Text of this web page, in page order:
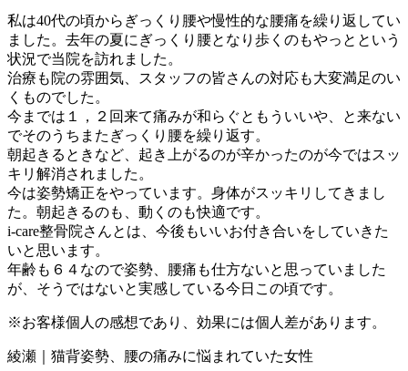
私は40代の頃からぎっくり腰や慢性的な腰痛を繰り返してい
ました。去年の夏にぎっくり腰となり歩くのもやっとという
状況で当院を訪れました。
治療も院の雰囲気、スタッフの皆さんの対応も大変満足のい
くものでした。
今までは１，２回来て痛みが和らぐともういいや、と来ない
でそのうちまたぎっくり腰を繰り返す。
朝起きるときなど、起き上がるのが辛かったのが今ではスッ
キリ解消されました。
今は姿勢矯正をやっています。身体がスッキリしてきまし
た。朝起きるのも、動くのも快適です。
i-care整骨院さんとは、今後もいいお付き合いをしていきた
いと思います。
年齢も６４なので姿勢、腰痛も仕方ないと思っていました
が、そうではないと実感している今日この頃です。
※お客様個人の感想であり、効果には個人差があります。
綾瀬｜猫背姿勢、腰の痛みに悩まれていた女性